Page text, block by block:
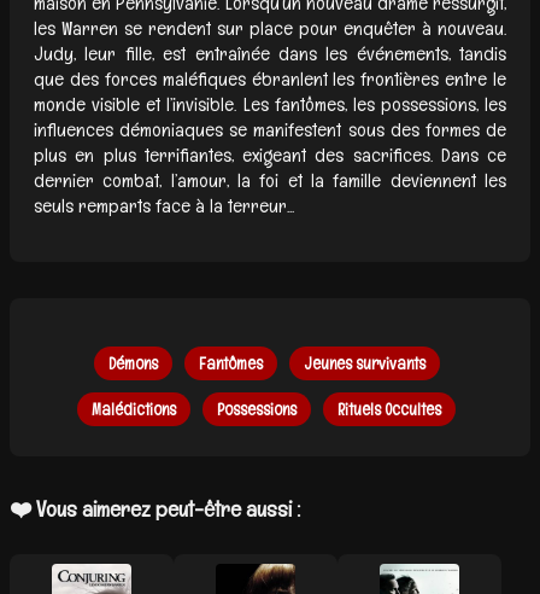
les Warren se rendent sur place pour enquêter à nouveau.
Judy, leur fille, est entraînée dans les événements, tandis
que des forces maléfiques ébranlent les frontières entre le
monde visible et l’invisible. Les fantômes, les possessions, les
influences démoniaques se manifestent sous des formes de
plus en plus terrifiantes, exigeant des sacrifices. Dans ce
dernier combat, l’amour, la foi et la famille deviennent les
seuls remparts face à la terreur...
Démons Fantômes Jeunes survivants
Malédictions Possessions Rituels Occultes
❤️ Vous aimerez peut-être aussi :